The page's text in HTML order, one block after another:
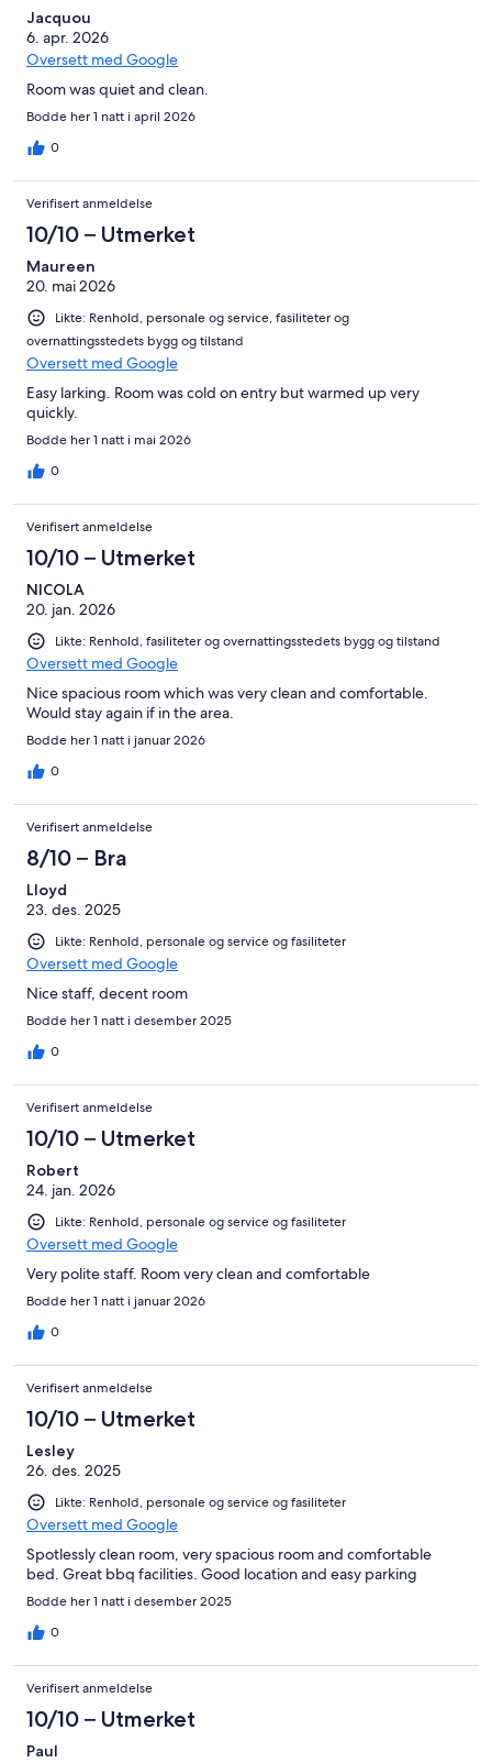
Jacquou
6. apr. 2026
Oversett med Google
Room was quiet and clean.
Bodde her 1 natt i april 2026
0
Verifisert anmeldelse
10/10 – Utmerket
Maureen
20. mai 2026
Likte: Renhold, personale og service, fasiliteter og
overnattingsstedets bygg og tilstand
Oversett med Google
Easy larking. Room was cold on entry but warmed up very
quickly.
Bodde her 1 natt i mai 2026
0
Verifisert anmeldelse
10/10 – Utmerket
NICOLA
20. jan. 2026
Likte: Renhold, fasiliteter og overnattingsstedets bygg og tilstand
Oversett med Google
Nice spacious room which was very clean and comfortable.
Would stay again if in the area.
Bodde her 1 natt i januar 2026
0
Verifisert anmeldelse
8/10 – Bra
Lloyd
23. des. 2025
Likte: Renhold, personale og service og fasiliteter
Oversett med Google
Nice staff, decent room
Bodde her 1 natt i desember 2025
0
Verifisert anmeldelse
10/10 – Utmerket
Robert
24. jan. 2026
Likte: Renhold, personale og service og fasiliteter
Oversett med Google
Very polite staff. Room very clean and comfortable
Bodde her 1 natt i januar 2026
0
Verifisert anmeldelse
10/10 – Utmerket
Lesley
26. des. 2025
Likte: Renhold, personale og service og fasiliteter
Oversett med Google
Spotlessly clean room, very spacious room and comfortable
bed. Great bbq facilities. Good location and easy parking
Bodde her 1 natt i desember 2025
0
Verifisert anmeldelse
10/10 – Utmerket
Paul